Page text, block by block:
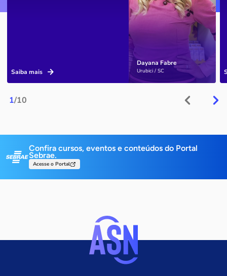
1/10
Dayana Fabre
Urubici / SC
Saiba mais
Confira cursos, eventos e conteúdos do Portal
Sebrae.
Acesse o Portal